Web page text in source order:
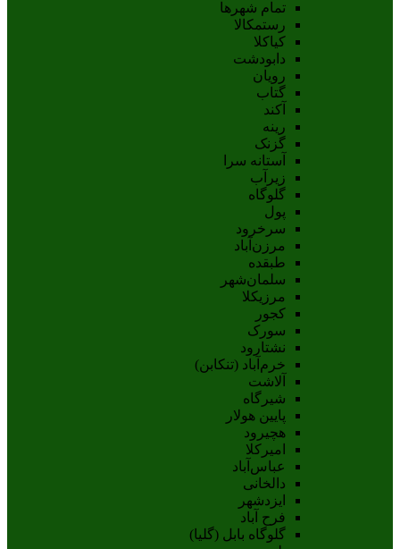
تمام شهر‌ها
رستمکالا
کیاکلا
دابودشت
رویان
گتاب
آکند
رینه
گزنک
آستانه سرا
زیرآب
گلوگاه
پول
سرخرود
مرزن‌آباد
طبقده
سلمان‌شهر
مرزیکلا
کجور
سورک
نشتارود
خرم‌آباد (تنکابن)
آلاشت
شیرگاه
پایین هولار
هچیرود
امیرکلا
عباس‌آباد
دالخانی
ایزدشهر
فرح آباد
گلوگاه بابل (گلیا)